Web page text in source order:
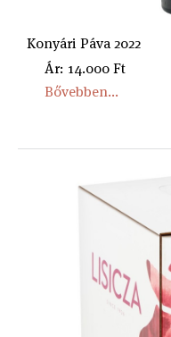
Konyári Páva 2022
Ár: 14.000 Ft
Bővebben...